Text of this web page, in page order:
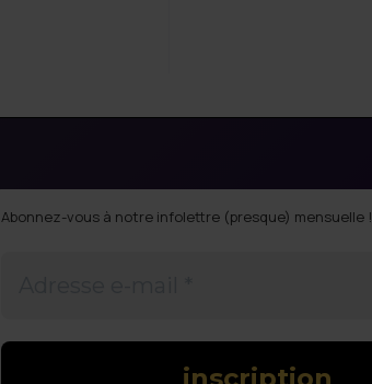
Abonnez-vous à notre infolettre (presque) mensuelle !
*